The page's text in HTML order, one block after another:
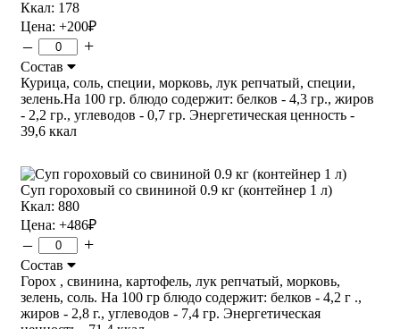
Ккал: 178
Цена: +200₽
– +
Состав
Курица, соль, специи, морковь, лук репчатый, специи,
зелень.На 100 гр. блюдо содержит: белков - 4,3 гр., жиров
- 2,2 гр., углеводов - 0,7 гр. Энергетическая ценность -
39,6 ккал
Суп гороховый со свининой 0.9 кг (контейнер 1 л)
Ккал: 880
Цена: +486₽
– +
Состав
Горох , свинина, картофель, лук репчатый, морковь,
зелень, соль. На 100 гр блюдо содержит: белков - 4,2 г .,
жиров - 2,8 г., углеводов - 7,4 гр. Энергетическая